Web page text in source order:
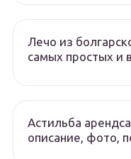
Лечо из
самых простых и
Астильба
описание, фото,